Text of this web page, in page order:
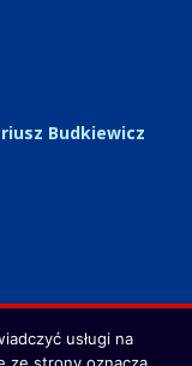
Budkiewicz
przezEleven
usługi na